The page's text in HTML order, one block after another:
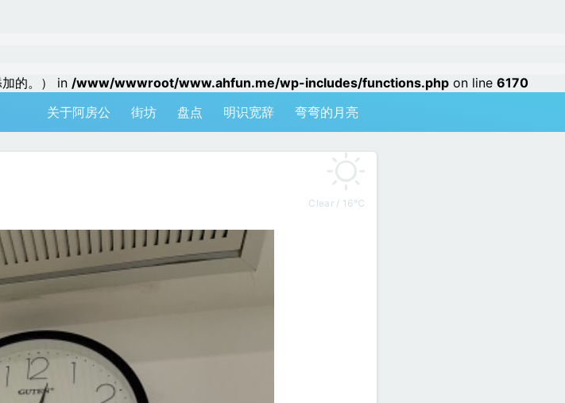
的。） in /www/wwwroot/www.ahfun.me/wp-includes/functions.php on line 6170
关于阿房公 街坊 盘点 明识宽辞 弯弯的月亮
Clear / 16℃